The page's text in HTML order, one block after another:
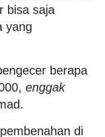
bisa saja
yang
berapa
enggak
di